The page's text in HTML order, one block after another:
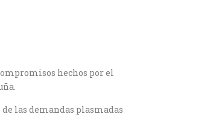
hechos por el
las demandas plasmadas